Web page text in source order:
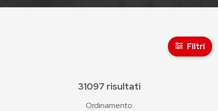
Filtri
31097 risultati
Ordinamento